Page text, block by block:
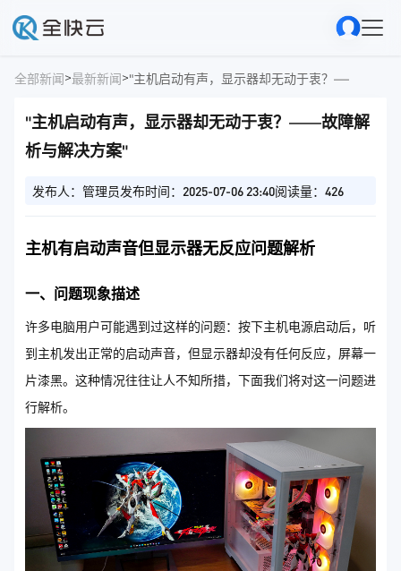
全部新闻>最新新闻>"主机启动有声，显示器却无动于衷？——故障解
"主机启动有声，显示器却无动于衷？——故障解
析与解决方案"
发布人：管理员发布时间：2025-07-06 23:40阅读量：426
主机有启动声音但显示器无反应问题解析
一、问题现象描述
许多电脑用户可能遇到过这样的问题：按下主机电源启动后，听
到主机发出正常的启动声音，但显示器却没有任何反应，屏幕一
片漆黑。这种情况往往让人不知所措，下面我们将对这一问题进
行解析。